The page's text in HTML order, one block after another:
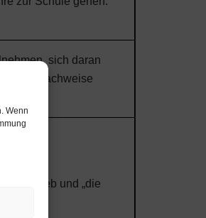
Wenn
sich daran
und „die